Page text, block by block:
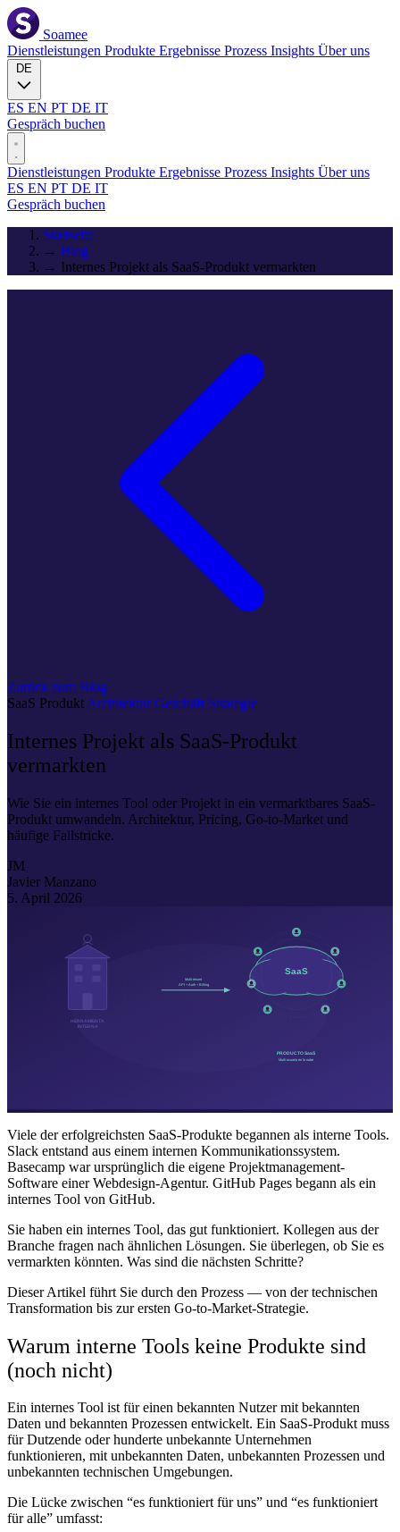
Soamee
Dienstleistungen Produkte Ergebnisse Prozess Insights Über uns
ES EN PT DE IT
Gespräch buchen
Dienstleistungen Produkte Ergebnisse Prozess Insights Über uns
ES EN PT DE IT
Gespräch buchen
Startseite
→ Blog
→ Internes Projekt als SaaS-Produkt vermarkten
Zurück zum Blog
SaaS Produkt ArchitekturGeschäft Strategie
Internes Projekt als SaaS-Produkt
vermarkten
Wie Sie ein internes Tool oder Projekt in ein vermarktbares SaaS-
Produkt umwandeln. Architektur, Pricing, Go-to-Market und
häufige Fallstricke.
JM
Javier Manzano
5. April 2026
Viele der erfolgreichsten SaaS-Produkte begannen als interne Tools.
Slack entstand aus einem internen Kommunikationssystem.
Basecamp war ursprünglich die eigene Projektmanagement-
Software einer Webdesign-Agentur. GitHub Pages begann als ein
internes Tool von GitHub.
Sie haben ein internes Tool, das gut funktioniert. Kollegen aus der
Branche fragen nach ähnlichen Lösungen. Sie überlegen, ob Sie es
vermarkten könnten. Was sind die nächsten Schritte?
Dieser Artikel führt Sie durch den Prozess — von der technischen
Transformation bis zur ersten Go-to-Market-Strategie.
Warum interne Tools keine Produkte sind
(noch nicht)
Ein internes Tool ist für einen bekannten Nutzer mit bekannten
Daten und bekannten Prozessen entwickelt. Ein SaaS-Produkt muss
für Dutzende oder hunderte unbekannte Unternehmen
funktionieren, mit unbekannten Daten, unbekannten Prozessen und
unbekannten technischen Umgebungen.
Die Lücke zwischen “es funktioniert für uns” und “es funktioniert
für alle” umfasst: